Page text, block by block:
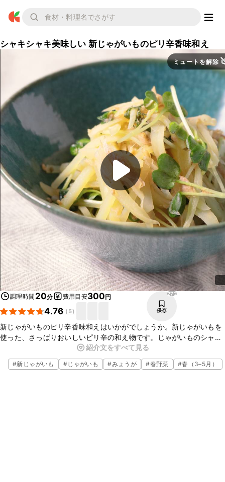
シャキシャキ美味しい 新じゃがいものピリ辛香味和え
ミュートを解除
調理時間 20分 費用目安300円
4.76 ( 5)
272
保存
新じゃがいものピリ辛香味和えはいかがでしょうか。新じゃがいもを
使った、さっぱりおいしいピリ辛の和え物です。じゃがいものシャキ
シャキとした食感と、大葉やミョウガの香りがくせになり、どんどん
箸が進むおいしさですよ。ぜひ作ってみてくださいね。
紹介文をすべて見る
#新じゃがいも #じゃがいも #みょうが #春野菜 #春（3–5月）